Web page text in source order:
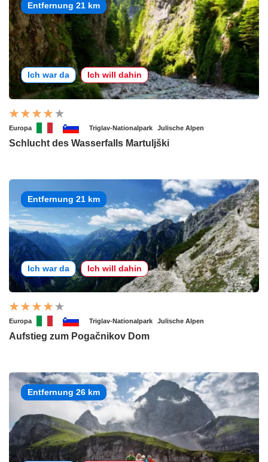
Entfernung 21 km
Ich war da Ich will dahin
Europa Triglav-Nationalpark Julische Alpen
Schlucht des Wasserfalls Martuljški
Entfernung 21 km
Ich war da Ich will dahin
Europa Triglav-Nationalpark Julische Alpen
Aufstieg zum Pogačnikov Dom
Entfernung 26 km